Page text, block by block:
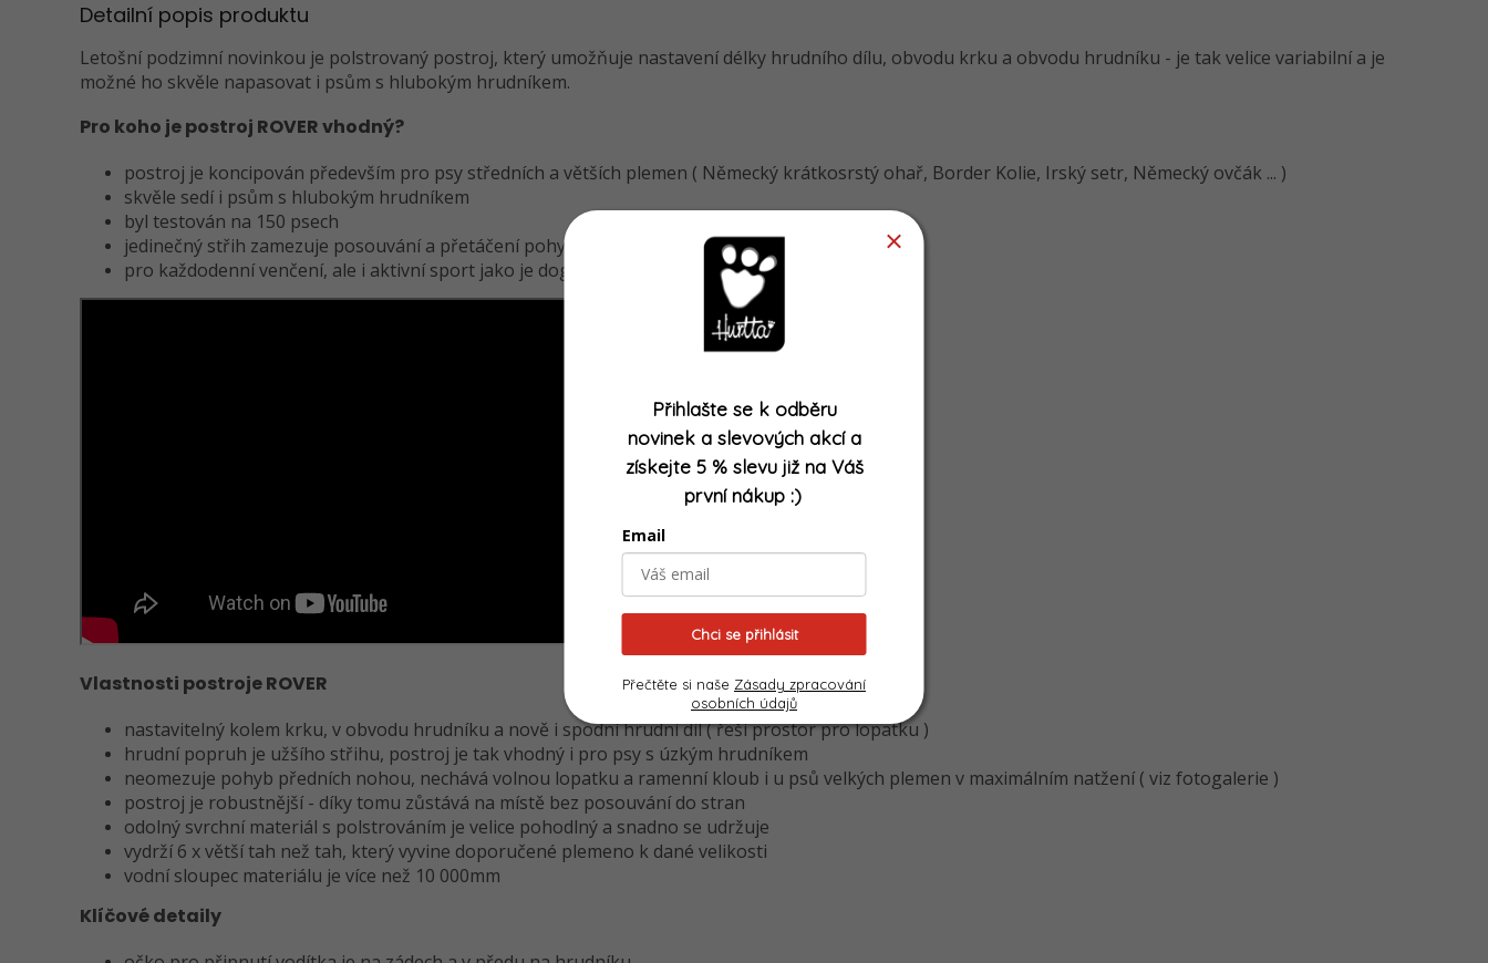
Detailní popis produktu
Letošní podzimní novinkou je polstrovaný postroj, který umožňuje nastavení délky hrudního dílu, obvodu krku a obvodu hrudníku - je tak velice variabilní a je
možné ho skvěle napasovat i psům s hlubokým hrudníkem.
Pro koho je postroj ROVER vhodný?
postroj je koncipován především pro psy středních a větších plemen ( Německý krátkosrstý ohař, Border Kolie, Irský setr, Německý ovčák ... )
skvěle sedí i psům s hlubokým hrudníkem
byl testován na 150 psech
jedinečný střih zamezuje posouvání a přetáčení pohybu v jakémkoliv tempu
pro každodenní venčení, ale i aktivní sport jako je dogtrekking nebo běh na volno
Vlastnosti postroje ROVER
nastavitelný kolem krku, v obvodu hrudníku a nově i spodní hrudní díl ( řeší prostor pro lopatku )
hrudní popruh je užšího střihu, postroj je tak vhodný i pro psy s úzkým hrudníkem
neomezuje pohyb předních nohou, nechává volnou lopatku a ramenní kloub i u psů velkých plemen v maximálním natžení ( viz fotogalerie )
postroj je robustnější - díky tomu zůstává na místě bez posouvání do stran
odolný svrchní materiál s polstrováním je velice pohodlný a snadno se udržuje
vydrží 6 x větší tah než tah, který vyvine doporučené plemeno k dané velikosti
vodní sloupec materiálu je více než 10 000mm
Klíčové detaily
Přihlašte se k odběru
novinek a slevových akcí a
získejte 5 % slevu již na Váš
první nákup :)
Email
Chci se přihlásit
Přečtěte si naše Zásady zpracování
osobních údajů